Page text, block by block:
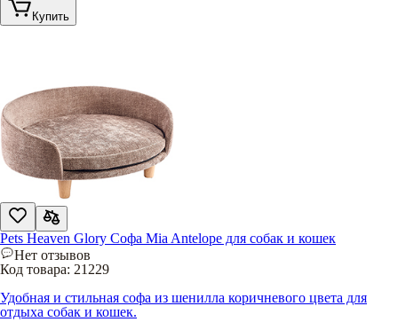
Купить
Pets Heaven Glory Софа Mia Antelope для собак и кошек
Нет отзывов
Код товара: 21229
Удобная и стильная софа из шенилла коричневого цвета для
отдыха собак и кошек.